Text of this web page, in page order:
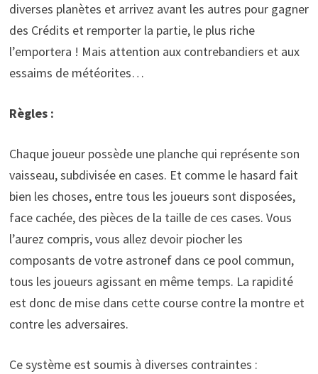
diverses planètes et arrivez avant les autres pour gagner
des Crédits et remporter la partie, le plus riche
l’emportera ! Mais attention aux contrebandiers et aux
essaims de météorites…
Règles :
Chaque joueur possède une planche qui représente son
vaisseau, subdivisée en cases. Et comme le hasard fait
bien les choses, entre tous les joueurs sont disposées,
face cachée, des pièces de la taille de ces cases. Vous
l’aurez compris, vous allez devoir piocher les
composants de votre astronef dans ce pool commun,
tous les joueurs agissant en même temps. La rapidité
est donc de mise dans cette course contre la montre et
contre les adversaires.
Ce système est soumis à diverses contraintes :